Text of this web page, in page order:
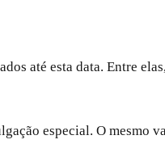
até esta data. Entre
especial. O mesmo